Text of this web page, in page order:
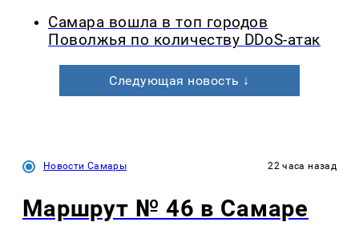
Самара вошла в топ городов
Поволжья по количеству DDoS-атак
Следующая новость ↓
Новости Самары 22 часа назад
Маршрут № 46 в Самаре